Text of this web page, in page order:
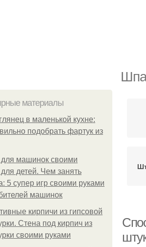
материалы
в маленькой кухне:
подобрать фартук из
для машинок своими
детей. Чем занять
5 супер игр своими руками
машинок
кирпичи из гипсовой
Стена под кирпич из
своими руками